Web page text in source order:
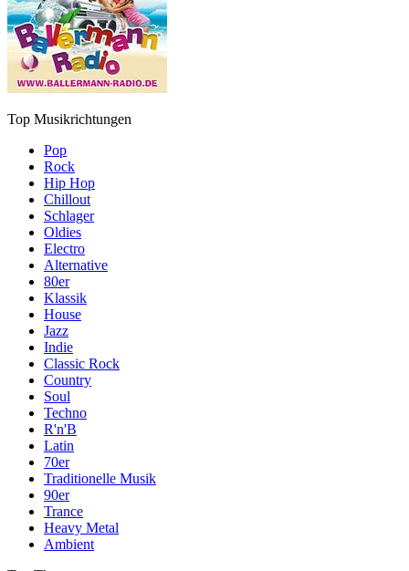
Top Musikrichtungen
Pop
Rock
Hip Hop
Chillout
Schlager
Oldies
Electro
Alternative
80er
Klassik
House
Jazz
Indie
Classic Rock
Country
Soul
Techno
R'n'B
Latin
70er
Traditionelle Musik
90er
Trance
Heavy Metal
Ambient